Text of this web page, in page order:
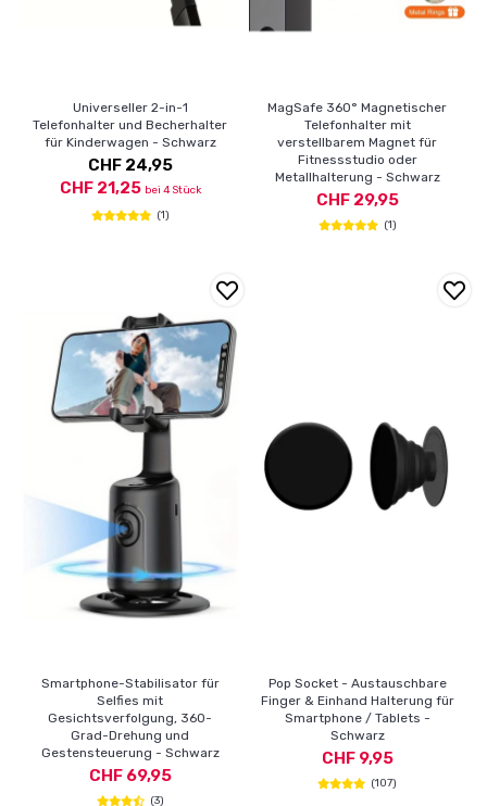
Universeller 2-in-1
Telefonhalter und Becherhalter
für Kinderwagen - Schwarz
CHF 24,95
CHF 21,25 bei 4 Stück
(1)
MagSafe 360° Magnetischer
Telefonhalter mit
verstellbarem Magnet für
Fitnessstudio oder
Metallhalterung - Schwarz
CHF 29,95
(1)
Smartphone-Stabilisator für
Selfies mit
Gesichtsverfolgung, 360-
Grad-Drehung und
Gestensteuerung - Schwarz
CHF 69,95
(3)
Pop Socket - Austauschbare
Finger & Einhand Halterung für
Smartphone / Tablets -
Schwarz
CHF 9,95
(107)